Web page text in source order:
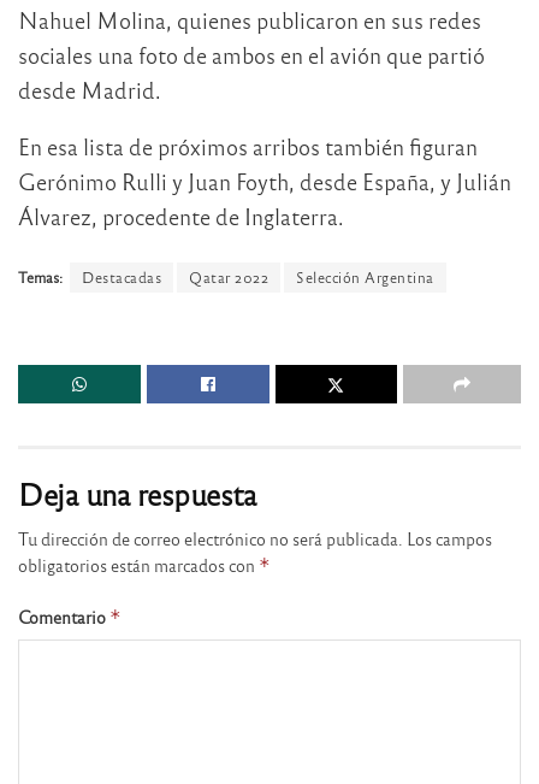
Nahuel Molina, quienes publicaron en sus redes
sociales una foto de ambos en el avión que partió
desde Madrid.
En esa lista de próximos arribos también figuran
Gerónimo Rulli y Juan Foyth, desde España, y Julián
Álvarez, procedente de Inglaterra.
Temas: Destacadas Qatar 2022 Selección Argentina
Deja una respuesta
Tu dirección de correo electrónico no será publicada. Los campos
obligatorios están marcados con *
Comentario *